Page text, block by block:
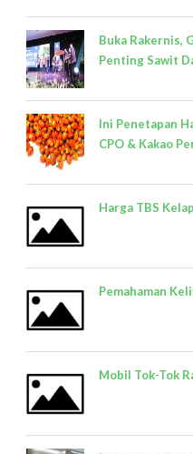
Buka Rakernis,
Penting Sawit
Ini Penetapan
CPO & Kakao
Harga TBS
Pemahaman
Mobil Tok-Tok